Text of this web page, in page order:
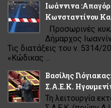
Ιωάννινα
Κωνσταντίνου
Προσωρινές
Δήμαρχος
Τις διατάξεις του ν. 5314/
«Κώδικας ...
Βασίλης
Σ.Α.Ε.Κ.
Τη λειτουργία